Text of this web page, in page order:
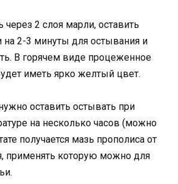
2 слоя марли, оставить
на 2-3 минуты для остывания и
В горячем виде процеженное
иметь ярко желтый цвет.
оставить остывать при
на несколько часов (можно
получается мазь прополиса от
применять которую можно для